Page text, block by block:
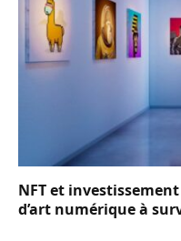
NFT et
d’art numérique à